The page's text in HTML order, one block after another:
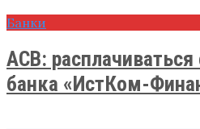
Банки
АСВ:
банка «ИстКом-